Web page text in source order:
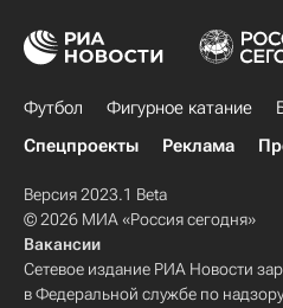
Футбол Фигурное катание
Спецпроекты
Реклама
Версия 2023.1 Beta
© 2026 МИА «Россия сегодня»
Вакансии
Сетевое издание РИА Новости
в Федеральной службе по